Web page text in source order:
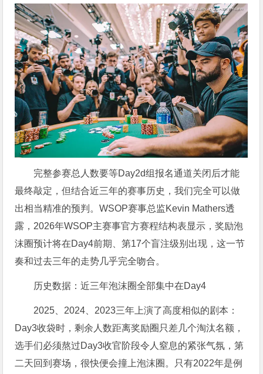
完整参赛总人数要等Day2d组报名通道关闭后才能
最终敲定，但结合近三年的赛事历史，我们完全可以做
出相当精准的预判。WSOP赛事总监Kevin Mathers透
露，2026年WSOP主赛事官方赛程结构表显示，奖励泡
沫圈预计将在Day4前期、第17个盲注级别出现，这一节
奏和过去三年的走势几乎完全吻合。
历史数据：近三年泡沫圈全部集中在Day4
2025、2024、2023三年上演了高度相似的剧本：
Day3收袋时，剩余人数距离奖励圈只差几个淘汰名额，
选手们必须熬过Day3收官阶段令人窒息的紧张气氛，第
二天回到赛场，很快便会撞上泡沫圈。只有2022年是例